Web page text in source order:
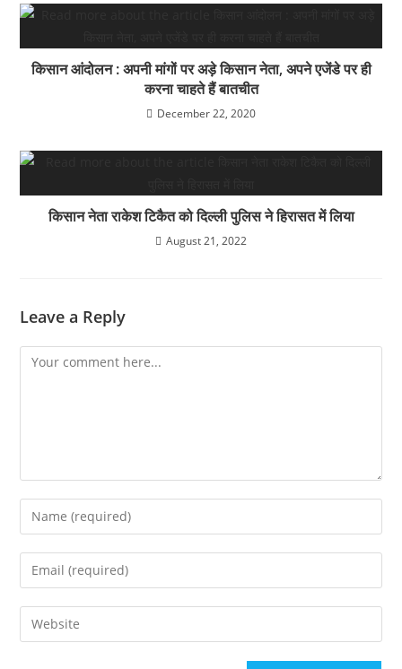
किसान आंदोलन : अपनी मांगों पर अड़े किसान नेता, अपने एजेंडे पर ही
करना चाहते हैं बातचीत
December 22, 2020
किसान नेता राकेश टिकैत को दिल्ली पुलिस ने हिरासत में लिया
August 21, 2022
Leave a Reply